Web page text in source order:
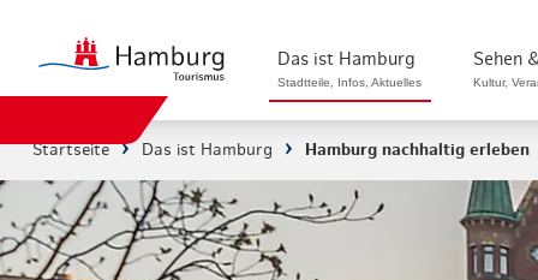
Das ist Hamburg
Stadtteile, Infos, Aktuelles
Stadtteile in Hamburg
Die Welt in Hamburg
Sehen
Kultur,
Kultur &
Startseite Das ist Hamburg Hamburg nachhaltig erleben